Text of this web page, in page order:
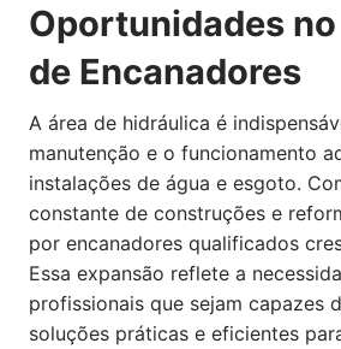
Oportunidades
de Encanadores
A área de hidráulica é
manutenção e o funcionamento
instalações de água e esgoto.
constante de construções e
por encanadores qualificados
Essa expansão reflete a
profissionais que sejam capazes
soluções práticas e eficientes